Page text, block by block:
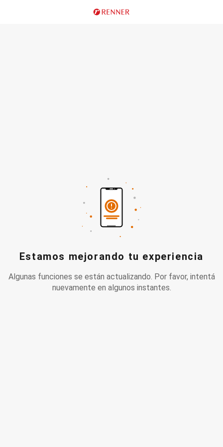
Estamos mejorando tu experiencia
Algunas funciones se están actualizando. Por favor, intentá
nuevamente en algunos instantes.